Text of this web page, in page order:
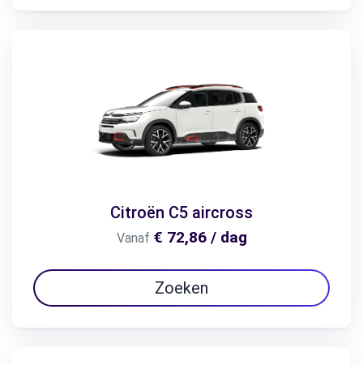
Citroën C5 aircross
Vanaf € 72,86 / dag
Zoeken